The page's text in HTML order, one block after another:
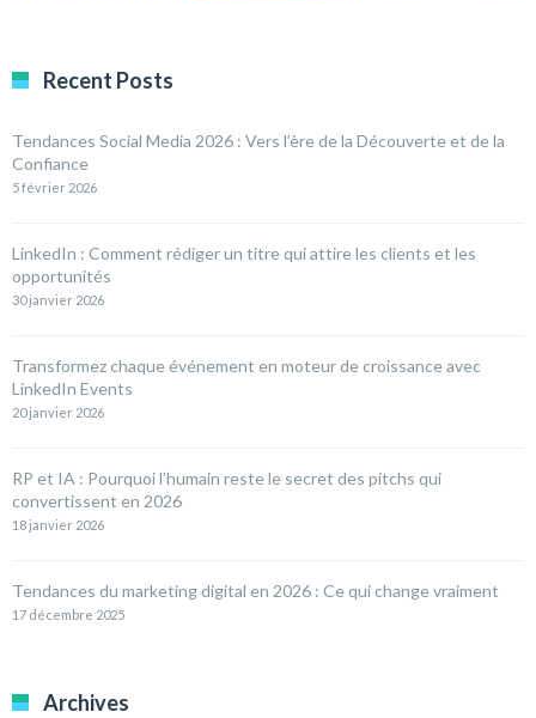
Recent Posts
Tendances Social Media 2026 : Vers l’ère de la Découverte et de la
Confiance
5 février 2026
LinkedIn : Comment rédiger un titre qui attire les clients et les
opportunités
30 janvier 2026
Transformez chaque événement en moteur de croissance avec
LinkedIn Events
20 janvier 2026
RP et IA : Pourquoi l’humain reste le secret des pitchs qui
convertissent en 2026
18 janvier 2026
Tendances du marketing digital en 2026 : Ce qui change vraiment
17 décembre 2025
Archives